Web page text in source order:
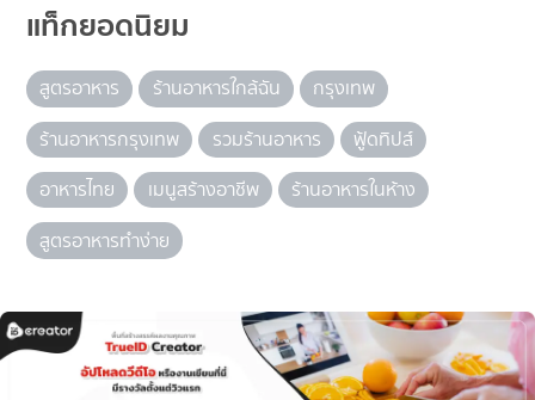
แท็กยอดนิยม
สูตรอาหาร ร้านอาหารใกล้ฉัน
กรุงเทพ
ร้านอาหารกรุงเทพ
รวมร้านอาหาร
ฟู้ดทิปส์
อาหารไทย
เมนูสร้างอาชีพ
ร้านอาหารในห้าง
สูตรอาหารทำง่าย